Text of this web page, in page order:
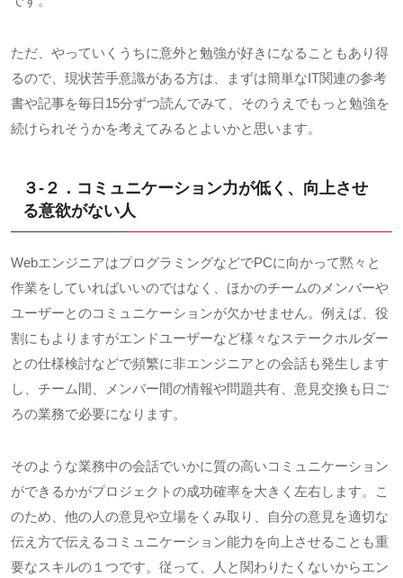
ただ、やっていくうちに意外と勉強が好きになることもあり得
るので、現状苦手意識がある方は、まずは簡単な IT関連の参考
書や記事を毎日 15分ずつ読んでみて、そのうえでもっと勉強を
続けられそうかを考えてみるとよいかと思います。
３-２．コミュニケーション力が低く、向上させ
る意欲がない人
WebエンジニアはプログラミングなどでPCに向かって黙々と
作業をしていればいいのではなく、ほかのチームのメンバーや
ユーザーとのコミュニケーションが欠かせません。例えば、役
割にもよりますがエンドユーザーなど様々なステークホルダー
との仕様検討などで頻繁に非エンジニアとの会話も発生します
し、チーム間、メンバー間の情報や問題共有、意見交換も日ご
ろの業務で必要になります。
そのような業務中の会話でいかに質の高いコミュニケーション
ができるかがプロジェクトの成功確率を大きく左右します。こ
のため、他の人の意見や立場をくみ取り、自分の意見を適切な
伝え方で伝えるコミュニケーション能力を向上させることも重
要なスキルの１つです。従って、人と関わりたくないからエン